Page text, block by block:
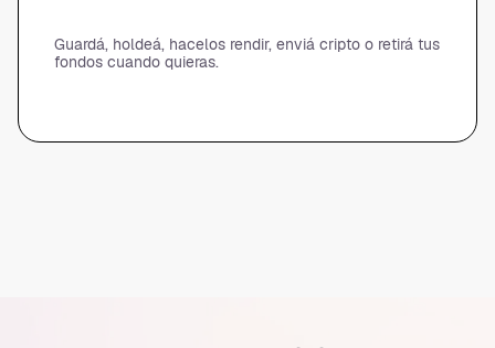
Guardá, holdeá, hacelos rendir, enviá cripto o retirá tus
fondos cuando quieras.